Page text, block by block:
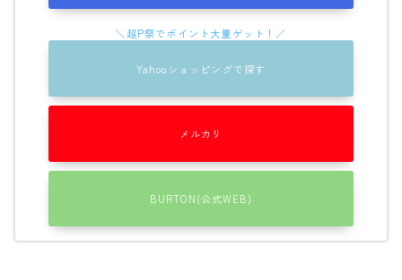
ROSSIGNOL
SALOMON
SABRINA
Yahooショッピングで探す
メルカリ
BURTON(公式WEB)